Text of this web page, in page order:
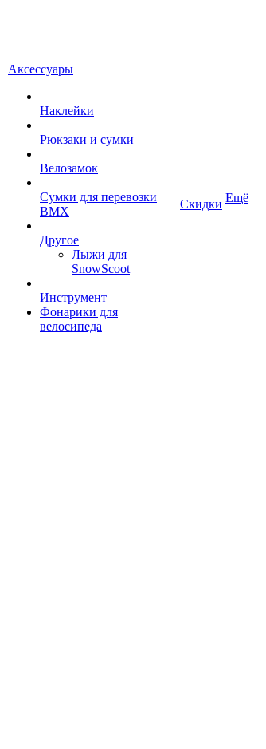
Аксессуары
Наклейки
Рюкзаки и сумки
Велозамок
Сумки для перевозки
BMX
Другое
Лыжи для
SnowScoot
Инструмент
Фонарики для
велосипеда
Скидки Ещё